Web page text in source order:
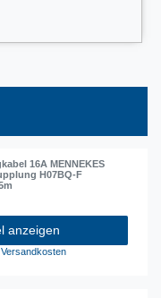
16A MENNEKES
H07BQ-F
anzeigen
Versandkosten